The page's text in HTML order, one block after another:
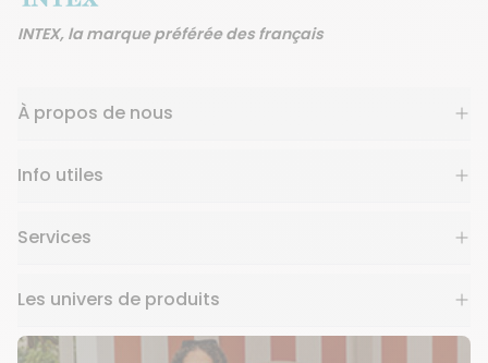
INTEX, la marque préférée des français
À propos de nous
Info utiles
Services
Les univers de produits